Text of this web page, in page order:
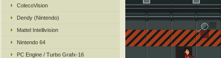
ColecoVision
Dendy (Nintendo)
Mattel Intellivision
Nintendo 64
PC Engine / Turbo Grafx-16